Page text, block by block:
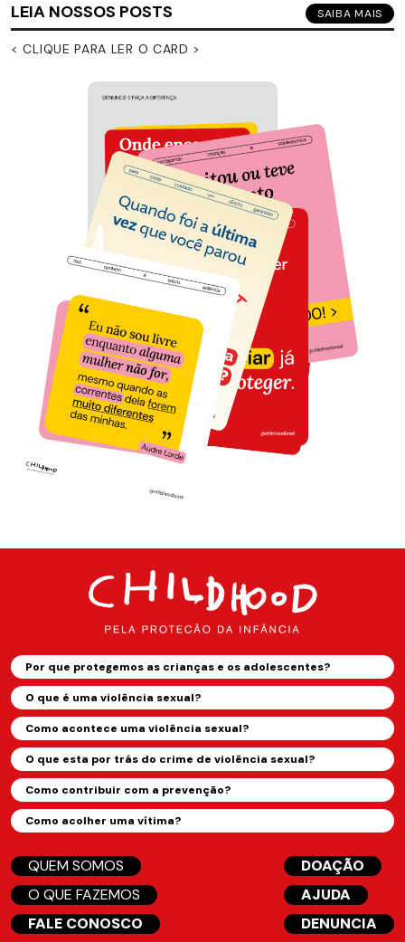
LEIA NOSSOS POSTS SAIBA MAIS
< CLIQUE PARA LER O CARD >
Por que protegemos as crianças e os adolescentes?
O que é uma violência sexual?
Como acontece uma violência sexual?
O que esta por trás do crime de violência sexual?
Como contribuir com a prevenção?
Como acolher uma vítima?
QUEM SOMOS
O QUE FAZEMOS
FALE CONOSCO
DOAÇÃO
AJUDA
DENUNCIA